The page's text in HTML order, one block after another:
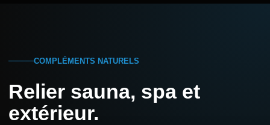
COMPLÉMENTS NATURELS
Relier sauna, spa et
extérieur.